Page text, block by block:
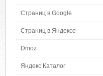
Страниц в Google
Страниц в Яндексе
Dmoz
Яндекс Каталог